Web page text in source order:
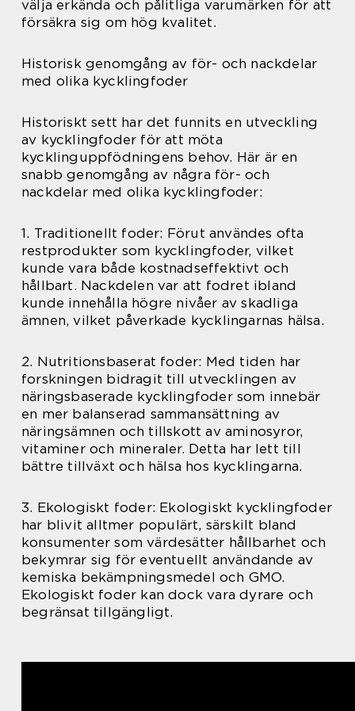
välja erkända och pålitliga varumärken för att
försäkra sig om hög kvalitet.
Historisk genomgång av för- och nackdelar
med olika kycklingfoder
Historiskt sett har det funnits en utveckling
av kycklingfoder för att möta
kycklinguppfödningens behov. Här är en
snabb genomgång av några för- och
nackdelar med olika kycklingfoder:
1. Traditionellt foder: Förut användes ofta
restprodukter som kycklingfoder, vilket
kunde vara både kostnadseffektivt och
hållbart. Nackdelen var att fodret ibland
kunde innehålla högre nivåer av skadliga
ämnen, vilket påverkade kycklingarnas hälsa.
2. Nutritionsbaserat foder: Med tiden har
forskningen bidragit till utvecklingen av
näringsbaserade kycklingfoder som innebär
en mer balanserad sammansättning av
näringsämnen och tillskott av aminosyror,
vitaminer och mineraler. Detta har lett till
bättre tillväxt och hälsa hos kycklingarna.
3. Ekologiskt foder: Ekologiskt kycklingfoder
har blivit alltmer populärt, särskilt bland
konsumenter som värdesätter hållbarhet och
bekymrar sig för eventuellt användande av
kemiska bekämpningsmedel och GMO.
Ekologiskt foder kan dock vara dyrare och
begränsat tillgängligt.